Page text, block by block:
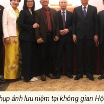
ảnh lưu niệm tại không gian